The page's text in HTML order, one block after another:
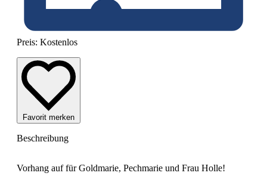
Preis: Kostenlos
Favorit merken
Beschreibung
Vorhang auf für Goldmarie, Pechmarie und Frau Holle!